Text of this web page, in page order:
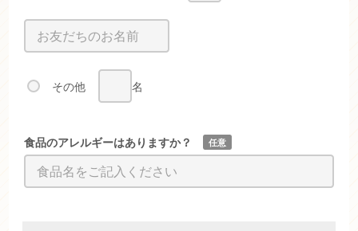
その他 名
食品のアレルギーはありますか？ 任意